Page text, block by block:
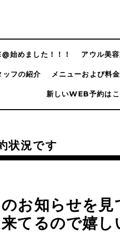
始めました！！！ アウル美
ッフの紹介 メニューおよび料
新しいWEB予約は
状況です
お知らせを
てるので嬉し